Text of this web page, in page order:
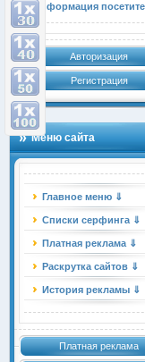
Информация
Авторизация
Регистрация
Меню сайта
Главное меню ⇓
Списки серфинга ⇓
Платная реклама ⇓
Раскрутка сайтов ⇓
История рекламы ⇓
Платная реклама